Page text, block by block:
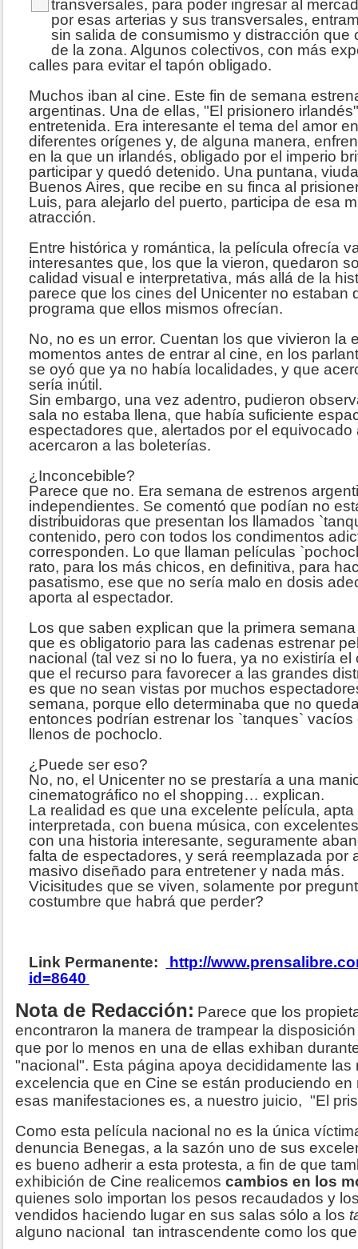
transversales, para poder ingresar al
por esas arterias y sus transversales,
sin salida de consumismo y distracción que
de la zona. Algunos colectivos, con más
calles para evitar el tapón obligado.
Muchos iban al cine. Este fin de semana
argentinas. Una de ellas, "El prisionero
entretenida. Era interesante el tema del amor
diferentes orígenes y, de alguna manera,
en la que un irlandés, obligado por el imperio
participar y quedó detenido. Una puntana,
Buenos Aires, que recibe en su finca al
Luis, para alejarlo del puerto, participa de esa
atracción.
Entre histórica y romántica, la película ofrecía
interesantes que, los que la vieron, quedaron
calidad visual e interpretativa, más allá de la
parece que los cines del Unicenter no estaban
programa que ellos mismos ofrecían.
No, no es un error. Cuentan los que vivieron la
momentos antes de entrar al cine, en los
se oyó que ya no había localidades, y que
sería inútil.
Sin embargo, una vez adentro, pudieron
sala no estaba llena, que había suficiente
espectadores que, alertados por el
acercaron a las boleterías.
¿Inconcebible?
Parece que no. Era semana de estrenos
independientes. Se comentó que podían no
distribuidoras que presentan los llamados
contenido, pero con todos los condimentos
corresponden. Lo que llaman películas
rato, para los más chicos, en definitiva, para
pasatismo, ese que no sería malo en dosis
aporta al espectador.
Los que saben explican que la primera
que es obligatorio para las cadenas estrenar
nacional (tal vez si no lo fuera, ya no existiría el
que el recurso para favorecer a las grandes
es que no sean vistas por muchos
semana, porque ello determinaba que no
entonces podrían estrenar los `tanques`
llenos de pochoclo.
¿Puede ser eso?
No, no, el Unicenter no se prestaría a una
cinematográfico no el shopping… explican.
La realidad es que una excelente película,
interpretada, con buena música, con
con una historia interesante, seguramente
falta de espectadores, y será reemplazada por
masivo diseñado para entretener y nada más.
Vicisitudes que se viven, solamente por
costumbre que habrá que perder?
Link Permanente:
http://
id=8640
Nota de Redacción: Parece que los
encontraron la manera de trampear la
que por lo menos en una de ellas exhiban
"nacional". Esta página apoya decididamente las
excelencia que en Cine se están produciendo
esas manifestaciones es, a nuestro juicio, "El
Como esta película nacional no es la única
denuncia Benegas, a la sazón uno de sus
es bueno adherir a esta protesta, a fin de que
exhibición de Cine realicemos cambios en los
quienes solo importan los pesos recaudados y
vendidos haciendo lugar en sus salas sólo a los
alguno nacional tan intrascendente como los